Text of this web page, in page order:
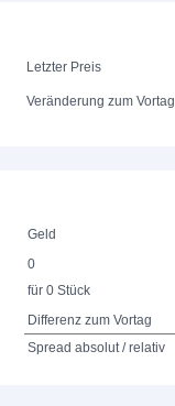
Letzter Preis
Veränderung zum Vortag
Geld
0
für 0 Stück
Differenz zum Vortag
Spread absolut / relativ